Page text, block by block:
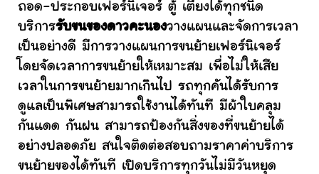
ถอด-ประกอบเฟอร์นิเจอร์ ตู้ เตียงได้ทุกชนิด
บริการรับขนของดาวคะนองวางแผนและจัดการเวลา
เป็นอย่างดี มีการวางแผนการขนย้ายเฟอร์นิเจอร์
โดยจัดเวลาการขนย้ายให้เหมาะสม เพื่อไม่ให้เสีย
เวลาในการขนย้ายมากเกินไป รถทุกคันได้รับการ
ดูแลเป็นพิเศษสามารถใช้งานได้ทันที มีผ้าใบคลุม
กันแดด กันฝน สามารถป้องกันสิ่งของที่ขนย้ายได้
อย่างปลอดภัย สนใจติดต่อสอบถามราคาค่าบริการ
ขนย้ายของได้ทันที เปิดบริการทุกวันไม่มีวันหยุด